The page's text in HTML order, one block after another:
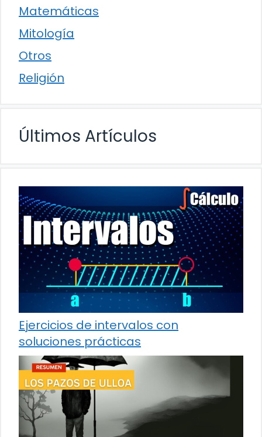
Matemáticas
Mitología
Otros
Religión
Últimos Artículos
Ejercicios de intervalos con
soluciones prácticas